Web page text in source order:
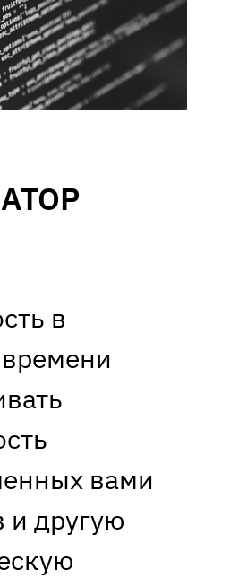
в
вами
и другую